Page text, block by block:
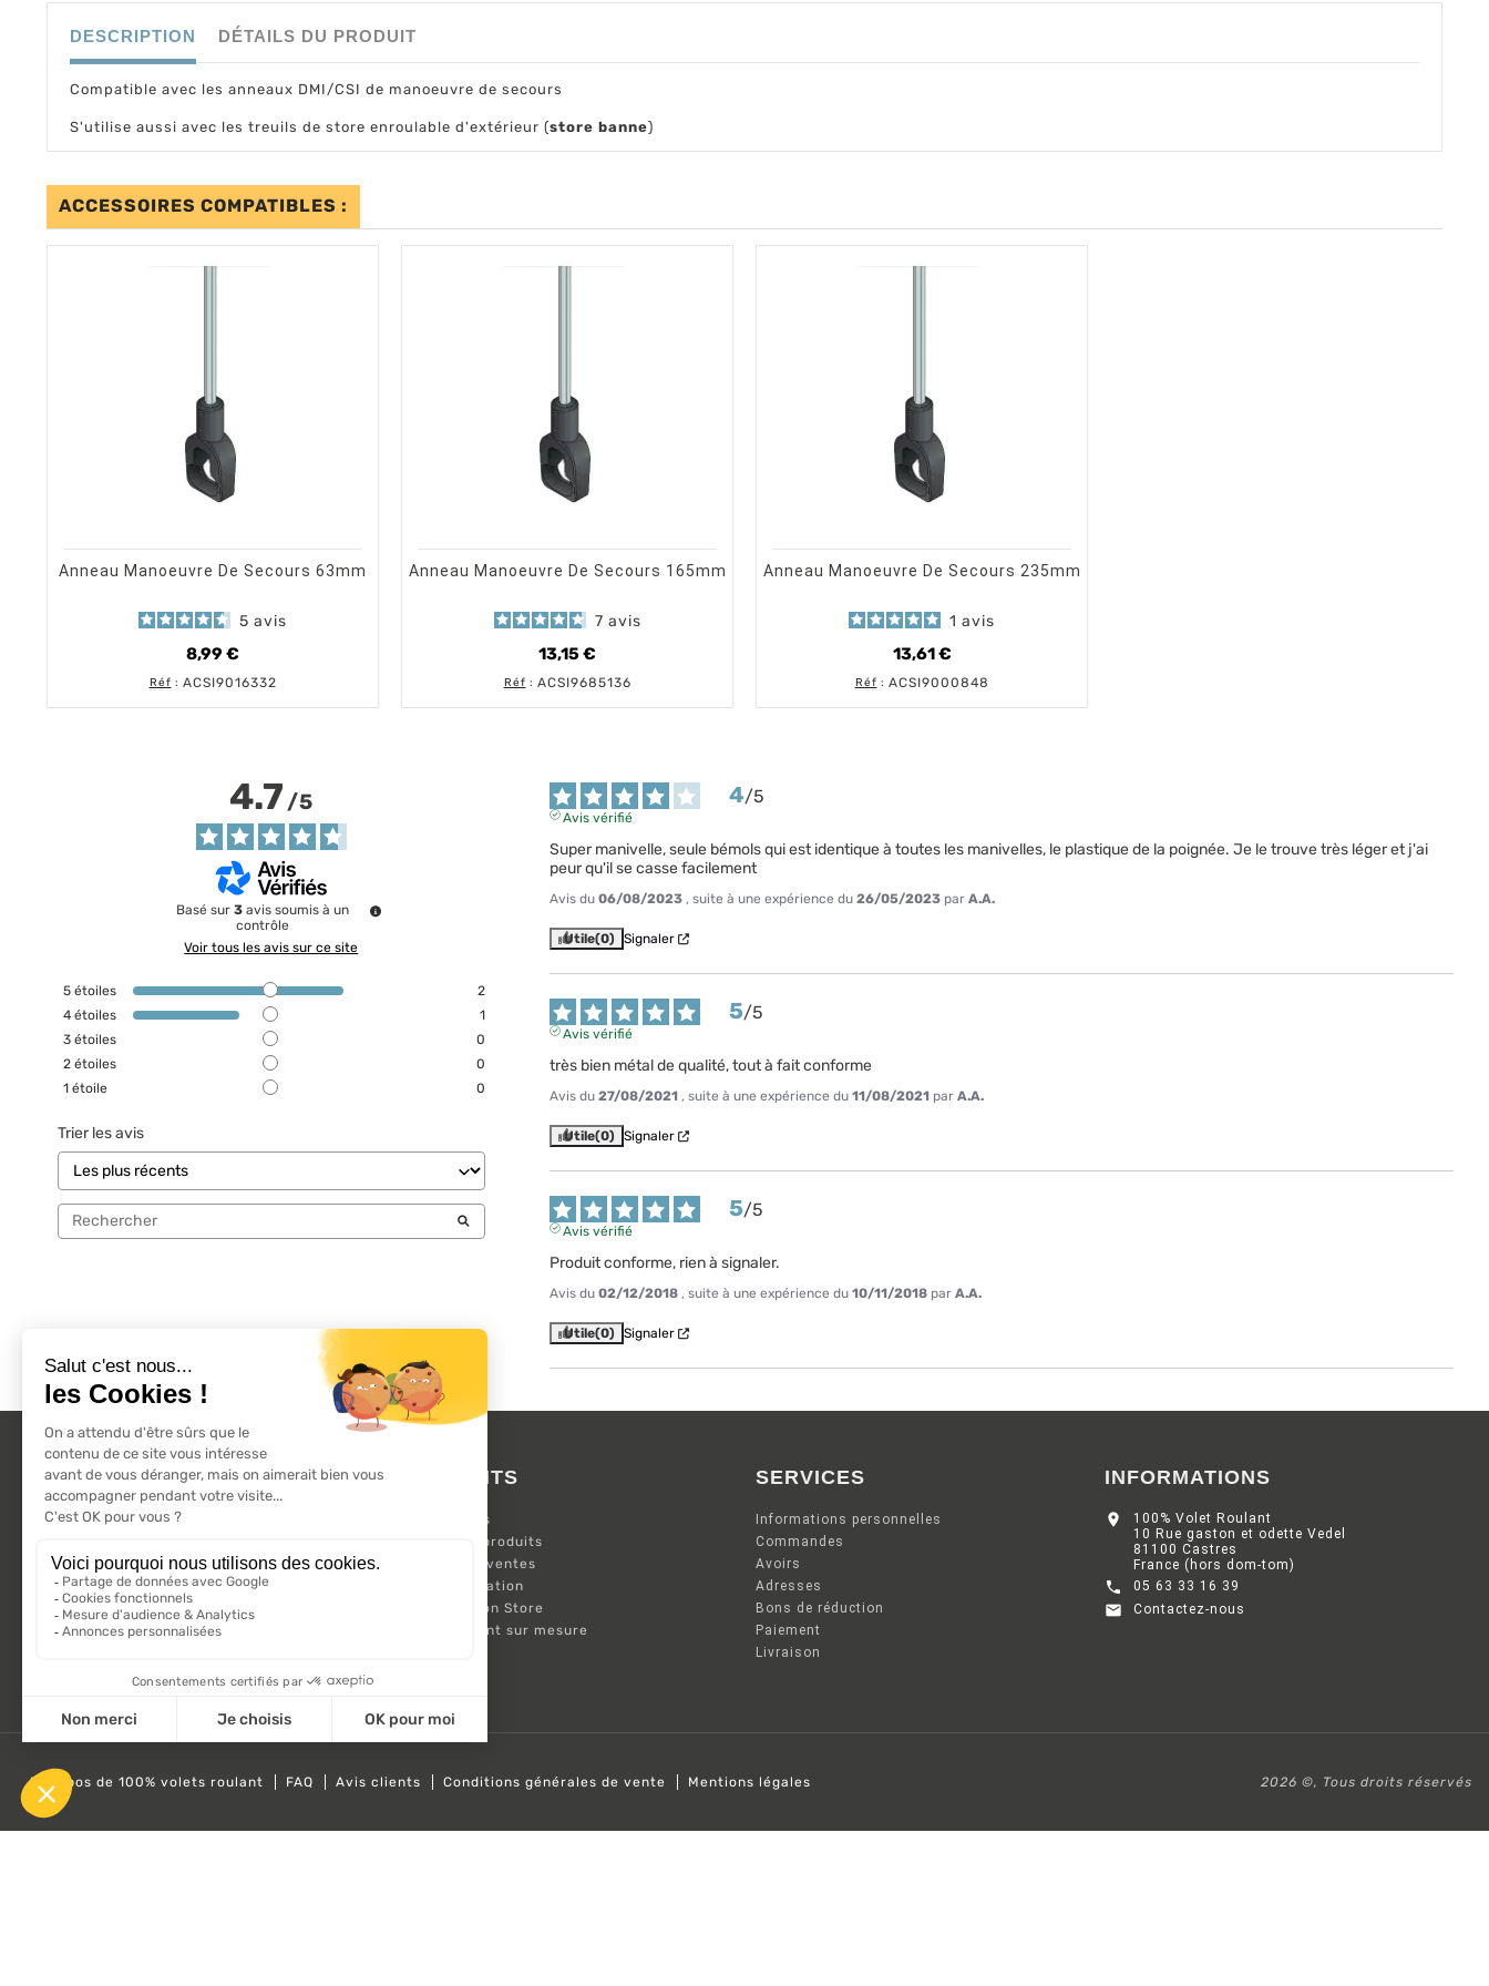
DESCRIPTION DÉTAILS DU PRODUIT
Compatible avec les anneaux DMI/CSI de manoeuvre de secours
S'utilise aussi avec les treuils de store enroulable d'extérieur (store banne)
ACCESSOIRES COMPATIBLES :
Anneau Manoeuvre De Secours 63mm
5 avis
8,99 €
Prix
Réf : ACSI9016332
Anneau Manoeuvre De Secours 165mm
7 avis
13,15 €
Prix
Réf : ACSI9685136
Anneau Manoeuvre De Secours 235mm
1 avis
13,61 €
Prix
Réf : ACSI9000848
4.7/5
Basé sur 3 avis soumis à un
contrôle
Voir tous les avis sur ce site
5 étoiles
2
4 étoiles
1
3 étoiles
0
2 étoiles
0
1 étoile 0
Trier les avis
4/5
Avis vérifié
Super manivelle, seule bémols qui est identique à toutes les manivelles, le plastique de la poignée. Je le trouve très léger et j'ai
peur qu'il se casse facilement
Avis du 06/08/2023 , suite à une expérience du 26/05/2023 par A.A.
Utile(0) Signaler
5/5
Avis vérifié
très bien métal de qualité, tout à fait conforme
Avis du 27/08/2021 , suite à une expérience du 11/08/2021 par A.A.
Utile(0) Signaler
5/5
Avis vérifié
Produit conforme, rien à signaler.
Avis du 02/12/2018 , suite à une expérience du 10/11/2018 par A.A.
Utile(0) Signaler
L'ACTU 100%
VOLET ROULANT
Suivez-nous sur les réseaux sociaux.
PRODUITS
Promotions
Nouveaux produits
Meilleures ventes
Kit Motorisation
Motorisation Store
Volet roulant sur mesure
SERVICES
Informations personnelles
Commandes
Avoirs
Adresses
Bons de réduction
Paiement
Livraison
INFORMATIONS

100% Volet Roulant
10 Rue gaston et odette Vedel
81100 Castres
France (hors dom-tom)
 05 63 33 16 39
 Contactez-nous
A propos de 100% volets roulant FAQ Avis clients Conditions générales de vente Mentions légales 2026 ©, Tous droits réservés